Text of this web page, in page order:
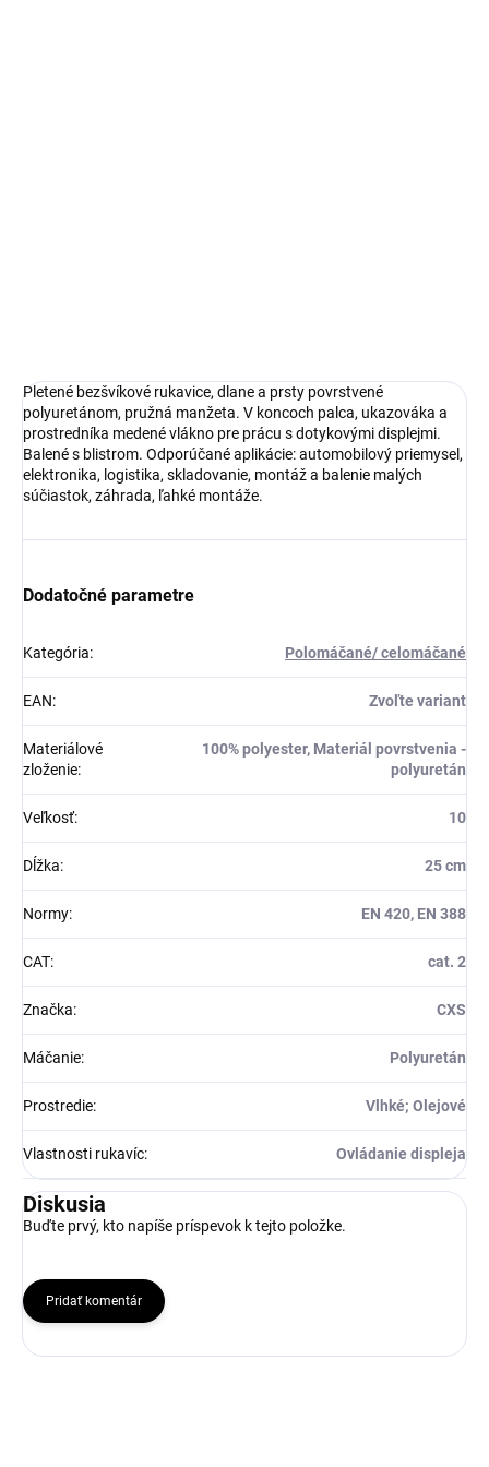
Pletené bezšvíkové rukavice, dlane a prsty povrstvené
polyuretánom, pružná manžeta. V koncoch palca, ukazováka a
prostredníka medené vlákno pre prácu s dotykovými displejmi.
Balené s blistrom. Odporúčané aplikácie: automobilový priemysel,
elektronika, logistika, skladovanie, montáž a balenie malých
súčiastok, záhrada, ľahké montáže.
Dodatočné parametre
Kategória: Polomáčané/ celomáčané
EAN: Zvoľte variant
Materiálové
zloženie:
100% polyester, Materiál povrstvenia -
polyuretán
Veľkosť: 10
Dĺžka: 25 cm
Normy: EN 420, EN 388
CAT: cat. 2
Značka: CXS
Máčanie: Polyuretán
Prostredie: Vlhké; Olejové
Vlastnosti rukavíc: Ovládanie displeja
Diskusia
Buďte prvý, kto napíše príspevok k tejto položke.
Pridať komentár